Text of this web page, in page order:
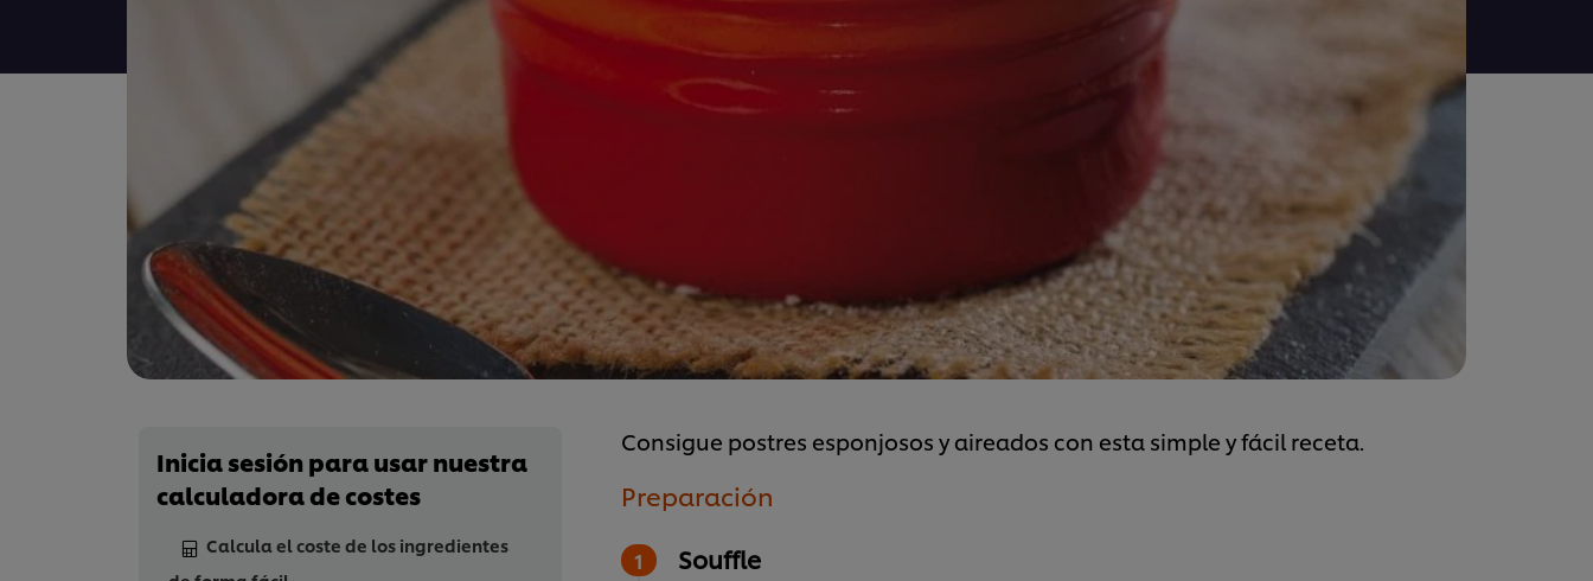
Inicia sesión para usar nuestra
calculadora de costes
Calcula el coste de los ingredientes
Consigue postres esponjosos y aireados con esta simple y fácil receta.
Preparación
Souffle